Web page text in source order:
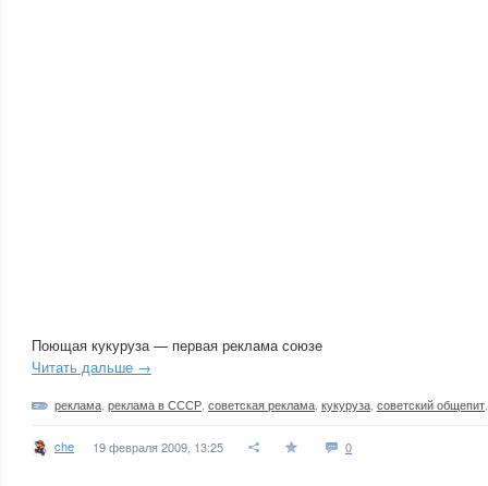
Поющая кукуруза — первая реклама союзе
Читать дальше →
реклама реклама в СССР советская реклама кукуруза советский общепит
che 19 февраля 2009, 13:25 0